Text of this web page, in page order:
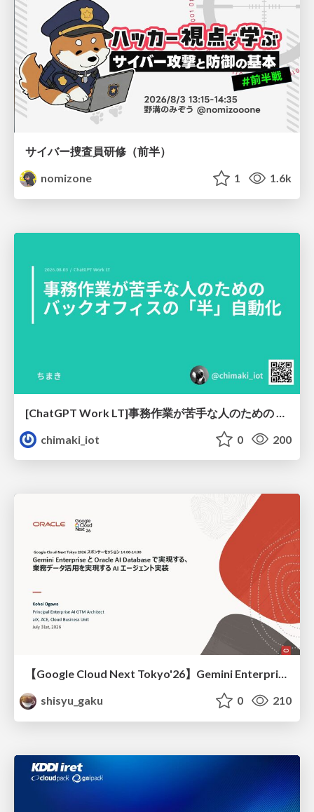
サイバー捜査員研修（前半）
nomizone
1 1.6k
chimaki_iot
0 200
【Google Cloud Next Tokyo'26】Gemini Enterprise と Oracle AI Database で実現する、 業務データ活用を実現する AI エージェント実装
shisyu_gaku
0 210